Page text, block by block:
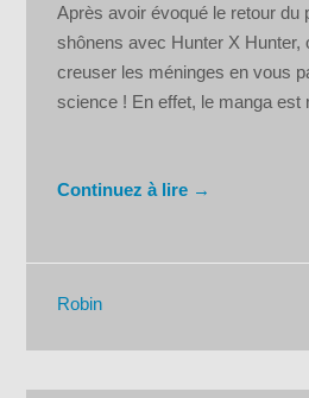
Après avoir évoqué le retour du
shônens avec Hunter X Hunter,
creuser les méninges en vous
science ! En effet, le manga est
Continuez à lire →
Robin